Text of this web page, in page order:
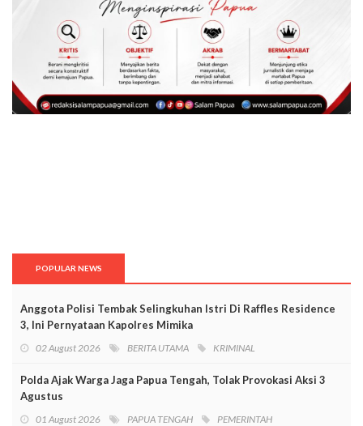
POPULAR NEWS
Anggota Polisi Tembak Selingkuhan Istri Di Raffles Residence
3, Ini Pernyataan Kapolres Mimika
02 August 2026 BERITA UTAMA KRIMINAL
Polda Ajak Warga Jaga Papua Tengah, Tolak Provokasi Aksi 3
Agustus
01 August 2026 PAPUA TENGAH PEMERINTAH